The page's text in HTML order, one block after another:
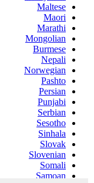
Maltese
Maori
Marathi
Mongolian
Burmese
Nepali
Norwegian
Pashto
Persian
Punjabi
Serbian
Sesotho
Sinhala
Slovak
Slovenian
Somali
Samoan